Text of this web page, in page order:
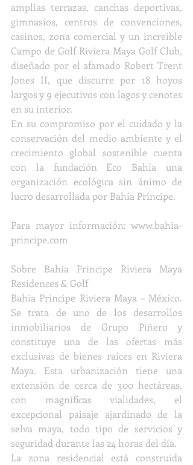
amplias terrazas, canchas deportivas,
gimnasios, centros de convenciones,
casinos, zona comercial y un increíble
Campo de Golf Riviera Maya Golf Club,
diseñado por el afamado Robert Trent
Jones II, que discurre por 18 hoyos
largos y 9 ejecutivos con lagos y cenotes
en su interior.
En su compromiso por el cuidado y la
conservación del medio ambiente y el
crecimiento global sostenible cuenta
con la fundación Eco Bahía una
organización ecológica sin ánimo de
lucro desarrollada por Bahía Príncipe.
Para mayor información: www.bahia-
principe.com
Sobre Bahia Principe Riviera Maya
Residences & Golf
Bahia Principe Riviera Maya – México.
Se trata de uno de los desarrollos
inmobiliarios de Grupo Piñero y
constituye una de las ofertas más
exclusivas de bienes raíces en Riviera
Maya. Esta urbanización tiene una
extensión de cerca de 300 hectáreas,
con magníficas vialidades, el
excepcional paisaje ajardinado de la
selva maya, todo tipo de servicios y
seguridad durante las 24 horas del día.
La zona residencial está construida